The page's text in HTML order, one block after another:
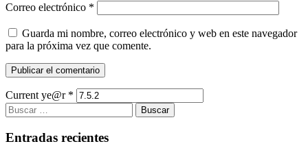
Correo electrónico *
Guarda mi nombre, correo electrónico y web en este navegador
para la próxima vez que comente.
Current ye@r *
Buscar:
Entradas recientes